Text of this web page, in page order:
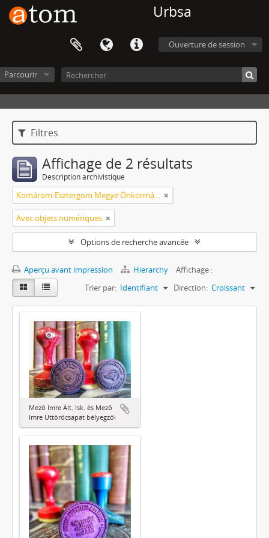
Urbsa
Ouverture de session
Parcourir
Filtres
Affichage de 2 résultats
Description archivistique
Komárom-Esztergom Megye Önkormányzati Hivatala Bélyeggyűjtő Egyesülete Tatabánya
Avec objets numériques
Options de recherche avancée
Aperçu avant impression Hierarchy
Affichage :
Trier par: Identifiant Direction: Croissant
Mező Imre Ált. Isk. és Mező
Imre Úttörőcsapat bélyegzői